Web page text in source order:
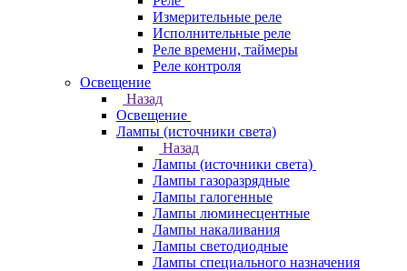
Измерительные реле
Исполнительные реле
Реле времени, таймеры
Реле контроля
Освещение
Назад
Освещение
Лампы (источники света)
Назад
Лампы (источники света)
Лампы газоразрядные
Лампы галогенные
Лампы люминесцентные
Лампы накаливания
Лампы светодиодные
Лампы специального назначения